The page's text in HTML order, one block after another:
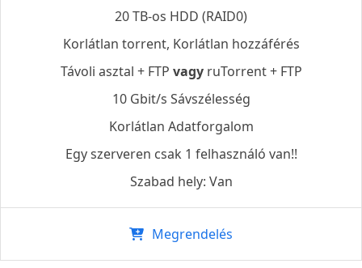
20 TB-os HDD (RAID0)
Korlátlan torrent, Korlátlan hozzáférés
Távoli asztal + FTP vagyruTorrent + FTP
10 Gbit/s Sávszélesség
Korlátlan Adatforgalom
Egy szerveren csak 1 felhasználó van!!
Szabad hely: Van
Megrendelés